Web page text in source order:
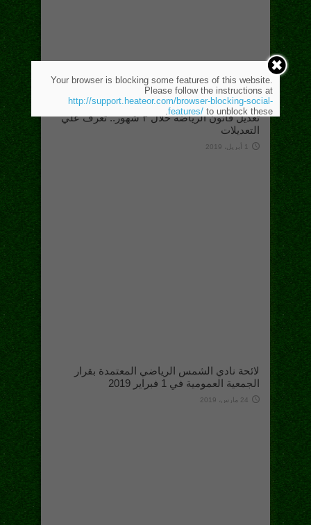
تعديل قانون الرياضة خلال ٣ شهور.. تعرف علي
التعديلات
1 أبريل، 2019
لائحة نادي الشمس الرياضي المعتمدة بقرار
الجمعية العمومية في 1 فبراير 2019
24 مارس، 2019
Your browser is blocking some features of this website.
Please follow the instructions at
http://support.heateor.com/browser-blocking-social-
features/ to unblock these.